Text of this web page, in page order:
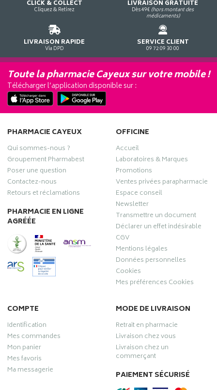
CLICK & COLLECT
Cliquez & Retirez
LIVRAISON GRATUITE
Dès 49€ (hors montant des
médicaments)
LIVRAISON RAPIDE
Via DPD
SERVICE CLIENT
09 72 09 30 00
Toute la pharmacie Cayeux sur votre mobile !
Télécharger l’application disponible sur :
PHARMACIE CAYEUX
Qui sommes-nous ?
Groupement Pharmabest
Poser une question
Contactez-nous
Retours et réclamations
PHARMACIE EN LIGNE
AGRÉÉE
OFFICINE
Accueil
Laboratoires & Marques
Promotions
Ventes privées parapharmacie
Espace conseil
Newsletter
Transmettre un document
Déclarer un effet indésirable
CGV
Mentions légales
Données personnelles
Cookies
Mes préférences Cookies
COMPTE
Identification
Mes commandes
Mon panier
Mes favoris
Ma messagerie
MODE DE LIVRAISON
Retrait en pharmacie
Livraison chez vous
Livraison chez un
commerçant
PAIEMENT SÉCURISÉ